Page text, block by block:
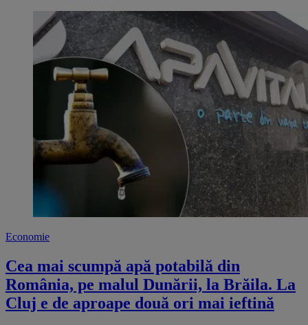
Economie
Cea mai scumpă apă potabilă din
România, pe malul Dunării, la Brăila. La
Cluj e de aproape două ori mai ieftină